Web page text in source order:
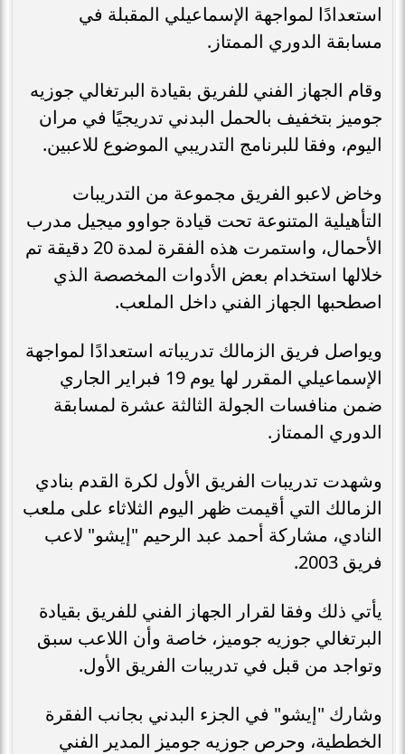
استعدادًا لمواجهة الإسماعيلي المقبلة في
مسابقة الدوري الممتاز.
وقام الجهاز الفني للفريق بقيادة البرتغالي جوزيه
جوميز بتخفيف بالحمل البدني تدريجيًا في مران
اليوم، وفقا للبرنامج التدريبي الموضوع للاعبين.
وخاض لاعبو الفريق مجموعة من التدريبات
التأهيلية المتنوعة تحت قيادة جواوو ميجيل مدرب
الأحمال، واستمرت هذه الفقرة لمدة 20 دقيقة تم
خلالها استخدام بعض الأدوات المخصصة الذي
اصطحبها الجهاز الفني داخل الملعب.
ويواصل فريق الزمالك تدريباته استعدادًا لمواجهة
الإسماعيلي المقرر لها يوم 19 فبراير الجاري
ضمن منافسات الجولة الثالثة عشرة لمسابقة
الدوري الممتاز.
وشهدت تدريبات الفريق الأول لكرة القدم بنادي
الزمالك التي أقيمت ظهر اليوم الثلاثاء على ملعب
النادي، مشاركة أحمد عبد الرحيم "إيشو" لاعب
فريق 2003.
يأتي ذلك وفقا لقرار الجهاز الفني للفريق بقيادة
البرتغالي جوزيه جوميز، خاصة وأن اللاعب سبق
وتواجد من قبل في تدريبات الفريق الأول.
وشارك "إيشو" في الجزء البدني بجانب الفقرة
الخططية، وحرص جوزيه جوميز المدير الفني